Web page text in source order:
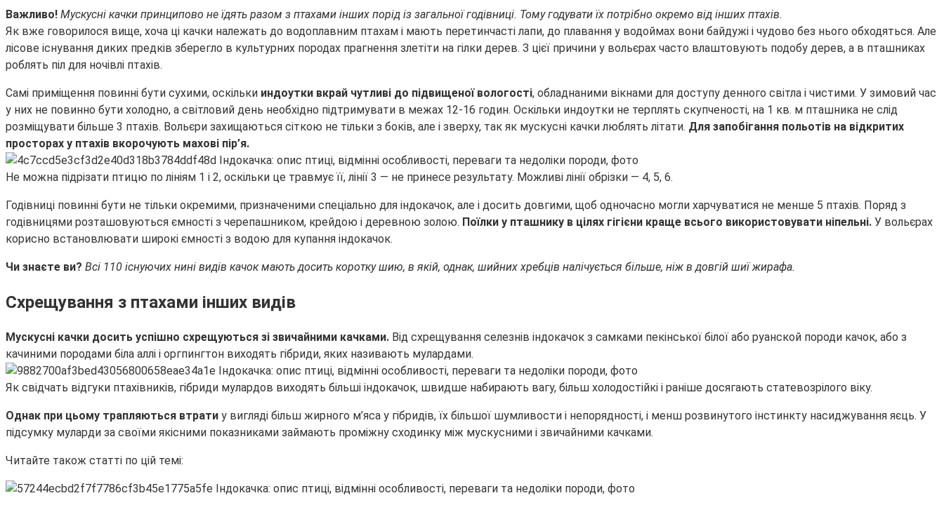
Важливо! Мускусні качки принципово не їдять разом з птахами інших порід із загальної годівниці. Тому годувати їх потрібно окремо від інших птахів.
Як вже говорилося вище, хоча ці качки належать до водоплавним птахам і мають перетинчасті лапи, до плавання у водоймах вони байдужі і чудово без нього обходяться. Але
лісове існування диких предків зберегло в культурних породах прагнення злетіти на гілки дерев. З цієї причини у вольєрах часто влаштовують подобу дерев, а в пташниках
роблять піл для ночівлі птахів.
Самі приміщення повинні бути сухими, оскільки индоутки вкрай чутливі до підвищеної вологості, обладнаними вікнами для доступу денного світла і чистими. У зимовий час
у них не повинно бути холодно, а світловий день необхідно підтримувати в межах 12-16 годин. Оскільки индоутки не терплять скупченості, на 1 кв. м пташника не слід
розміщувати більше 3 птахів. Вольєри захищаються сіткою не тільки з боків, але і зверху, так як мускусні качки люблять літати. Для запобігання польотів на відкритих
просторах у птахів вкорочують махові пір’я.
Не можна підрізати птицю по лініям 1 і 2, оскільки це травмує її, лінії 3 — не принесе результату. Можливі лінії обрізки — 4, 5, 6.
Годівниці повинні бути не тільки окремими, призначеними спеціально для індокачок, але і досить довгими, щоб одночасно могли харчуватися не менше 5 птахів. Поряд з
годівницями розташовуються ємності з черепашником, крейдою і деревною золою. Поїлки у пташнику в цілях гігієни краще всього використовувати ніпельні. У вольєрах
корисно встановлювати широкі ємності з водою для купання індокачок.
Чи знаєте ви? Всі 110 існуючих нині видів качок мають досить коротку шию, в якій, однак, шийних хребців налічується більше, ніж в довгій шиї жирафа.
Схрещування з птахами інших видів
Мускусні качки досить успішно схрещуються зі звичайними качками. Від схрещування селезнів індокачок з самками пекінської білої або руанской породи качок, або з
качиними породами біла аллі і оргпингтон виходять гібриди, яких називають мулардами.
Як свідчать відгуки птахівників, гібриди мулардов виходять більші індокачок, швидше набирають вагу, більш холодостійкі і раніше досягають статевозрілого віку.
Однак при цьому трапляються втрати у вигляді більш жирного м’яса у гібридів, їх більшої шумливости і непорядності, і менш розвинутого інстинкту насиджування яєць. У
підсумку муларди за своїми якісними показниками займають проміжну сходинку між мускусними і звичайними качками.
Читайте також статті по цій темі: